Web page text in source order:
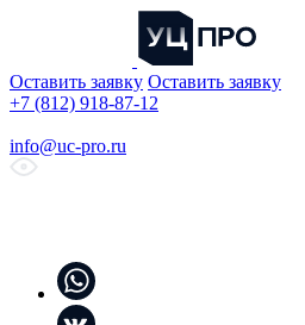
Оставить заявку Оставить заявку
+7 (812) 918-87-12
info@uc-pro.ru